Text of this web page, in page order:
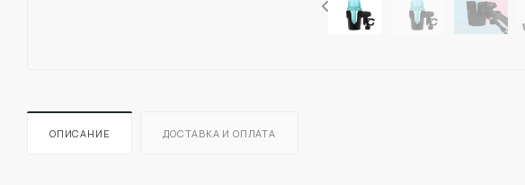
ОПИСАНИЕ ДОСТАВКА И ОПЛАТА